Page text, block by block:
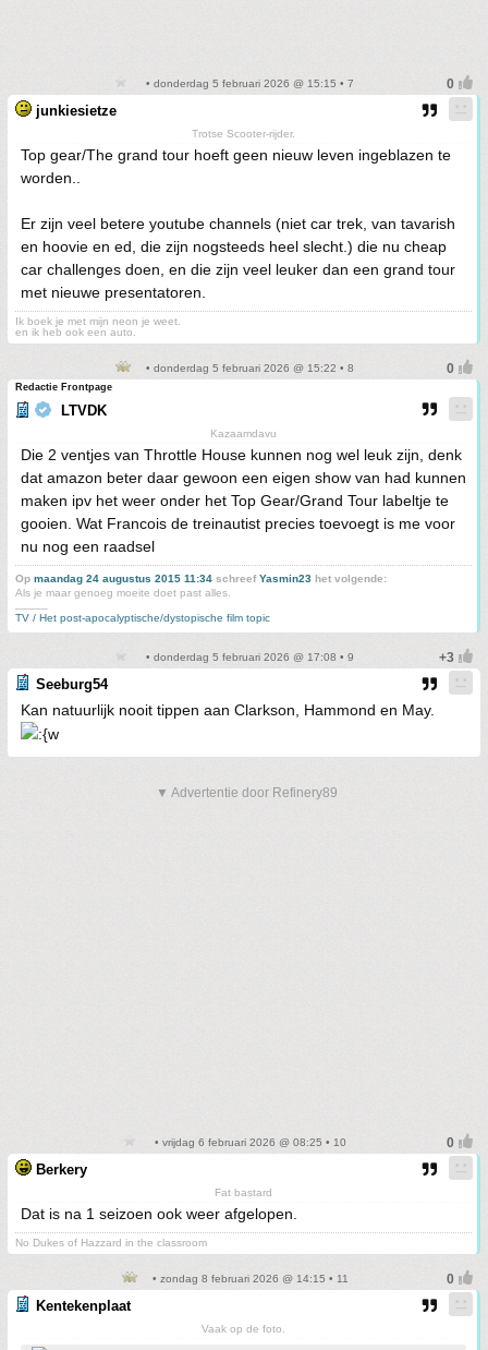
• donderdag 5 februari 2026 @ 15:15 • 7
junkiesietze
Trotse Scooter-rijder.
Top gear/The grand tour hoeft geen nieuw leven ingeblazen te
worden..
Er zijn veel betere youtube channels (niet car trek, van tavarish
en hoovie en ed, die zijn nogsteeds heel slecht.) die nu cheap
car challenges doen, en die zijn veel leuker dan een grand tour
met nieuwe presentatoren.
Ik boek je met mijn neon je weet.
en ik heb ook een auto.
• donderdag 5 februari 2026 @ 15:22 • 8
Redactie Frontpage
LTVDK
Kazaamdavu
Die 2 ventjes van Throttle House kunnen nog wel leuk zijn, denk
dat amazon beter daar gewoon een eigen show van had kunnen
maken ipv het weer onder het Top Gear/Grand Tour labeltje te
gooien. Wat Francois de treinautist precies toevoegt is me voor
nu nog een raadsel
Op maandag 24 augustus 2015 11:34 schreefYasmin23 het volgende:
Als je maar genoeg moeite doet past alles.
TV / Het post-apocalyptische/dystopische film topic
• donderdag 5 februari 2026 @ 17:08 • 9
Seeburg54
Kan natuurlijk nooit tippen aan Clarkson, Hammond en May.
▼ Advertentie door Refinery89
• vrijdag 6 februari 2026 @ 08:25 • 10
Berkery
Fat bastard
Dat is na 1 seizoen ook weer afgelopen.
No Dukes of Hazzard in the classroom
• zondag 8 februari 2026 @ 14:15 • 11
Kentekenplaat
Vaak op de foto.